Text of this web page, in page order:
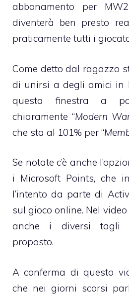
abbonamento per
diventerà ben presto
praticamente tutti i
Come detto dal ragazzo
di unirsi a degli amici in
questa finestra a
chiaramente “Modern
che sta al 101% per “
Se notate c’è anche
i Microsoft Points, che
l’intento da parte di
sul gioco online. Nel
anche i diversi tagli
proposto.
A conferma di questo
che nei giorni scorsi